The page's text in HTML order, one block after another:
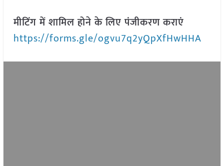
मीटिंग में शामिल होने के लिए पंजीकरण कराएं
https://forms.gle/ogvu7q2yQpXfHwHHA